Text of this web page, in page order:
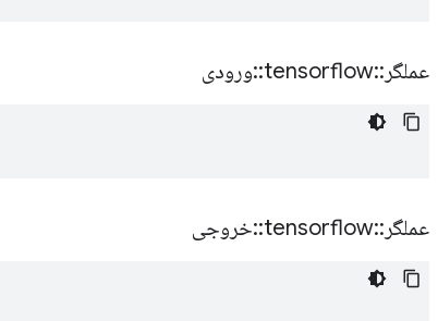
عملگر ::
tensorflow
::ورودی
عملگر ::
tensorflow
::خروجی